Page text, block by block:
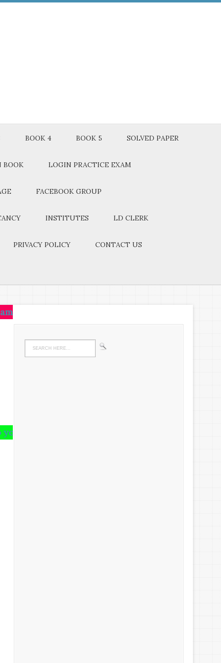
BOOK 4 BOOK 5 SOLVED PAPER
BOOK LOGIN PRACTICE EXAM
FACEBOOK GROUP
INSTITUTES LD CLERK
PRIVACY POLICY CONTACT US
that idea.Let the
runs riot there,undigested all your life.We